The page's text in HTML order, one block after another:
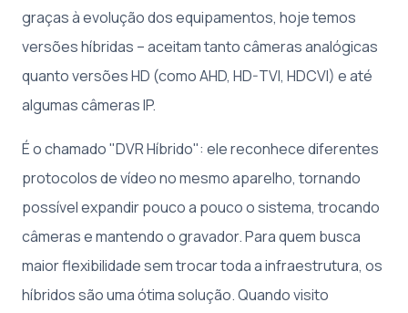
graças à evolução dos equipamentos, hoje temos
versões híbridas – aceitam tanto câmeras analógicas
quanto versões HD (como AHD, HD-TVI, HDCVI) e até
algumas câmeras IP.
É o chamado "DVR Híbrido": ele reconhece diferentes
protocolos de vídeo no mesmo aparelho, tornando
possível expandir pouco a pouco o sistema, trocando
câmeras e mantendo o gravador. Para quem busca
maior flexibilidade sem trocar toda a infraestrutura, os
híbridos são uma ótima solução. Quando visito